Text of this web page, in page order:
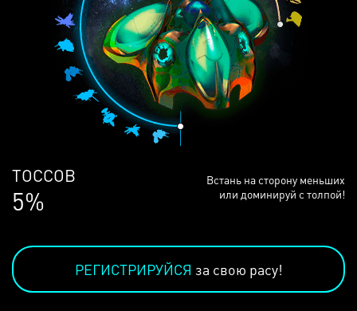
ЛЮДЕЙ
68%
Встань на сторону меньших
или доминируй с толпой!
РЕГИСТРИРУЙСЯ за свою расу!